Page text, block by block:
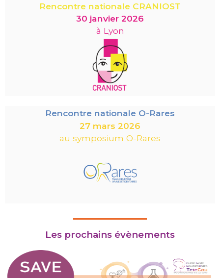
Rencontre nationale CRANIOST
30 janvier 2026
à Lyon
Rencontre nationale O-Rares
27 mars 2026
au symposium O-Rares
Les prochains évènements